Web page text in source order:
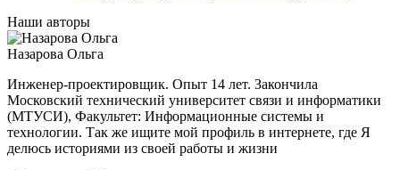
Наши авторы
Назарова Ольга
Инженер-проектировщик. Опыт 14 лет. Закончила
Московский технический университет связи и информатики
(МТУСИ), Факультет: Информационные системы и
технологии. Так же ищите мой профиль в интернете, где Я
делюсь историями из своей работы и жизни